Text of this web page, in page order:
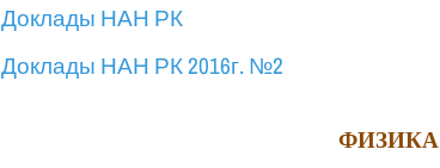
Доклады НАН РК
Доклады НАН РК 2016г. №2
ФИЗИКА